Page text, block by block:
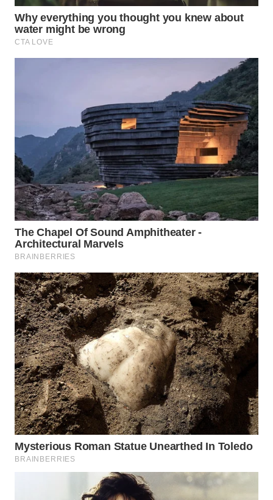
WN
PADANG
LAWAS
CIANJUR
WN
KEPULAUAN
SERIBU
WN
TANGERANG
BINJAI
WN
CIREBON
WN
INDRAMAYU
WN
KUNINGAN
WN
MAJALENGKA